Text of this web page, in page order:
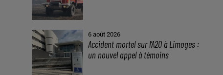
6 août 2026
Accident mortel sur l’A20 à Limoges :
un nouvel appel à témoins